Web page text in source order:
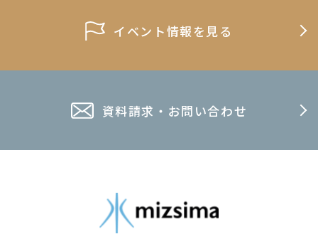
イベント情報を見る
資料請求・お問い合わせ